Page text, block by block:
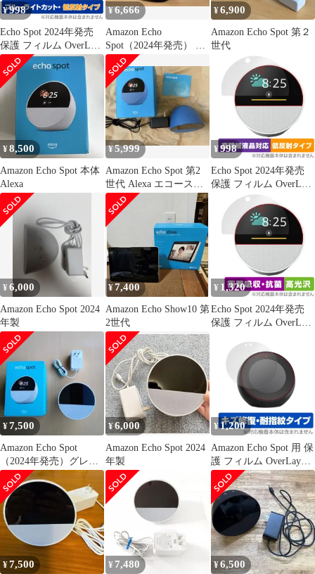
¥998
Echo Spot 2024年発売
保護 フィルム OverLay
Eye Protector 低反射 for
エコー スポット 液晶保
護 ブルーライトカット
反射防止
¥6,666
Amazon Echo
Spot（2024年発売） オ
ーシャンブルー Alexa
¥6,900
Amazon Echo Spot 第２
世代
¥8,500
Amazon Echo Spot 本体
Alexa
¥5,999
Amazon Echo Spot 第2
世代 Alexa エコースポ
ット
¥998
Echo Spot 2024年発売
保護 フィルム OverLay
Plus Lite for エコー ス
ポット 液晶保護 高精細
液晶対応 アンチグレア
反射防止 非光沢
¥6,000
Amazon Echo Spot 2024
年製
¥7,400
Amazon Echo Show10 第
2世代
¥ 1,320
Echo Spot 2024年発売
保護 フィルム OverLay
コー スポット 衝撃吸収
高光沢 抗菌
¥7,500
Amazon Echo Spot
（2024年発売）グレー
シャーホワイト
¥6,000
Amazon Echo Spot 2024
年製
¥1,200
Amazon Echo Spot 用 保
護 フィルム OverLay
Magic for Amazon Echo
Spot 液晶 保護キズ修復
¥7,500 ¥ 7,480 ¥6,500